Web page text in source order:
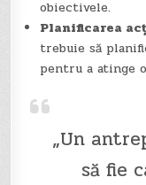
obiectivele.
Planificarea
trebuie să
pentru a atinge
„Un
să fie